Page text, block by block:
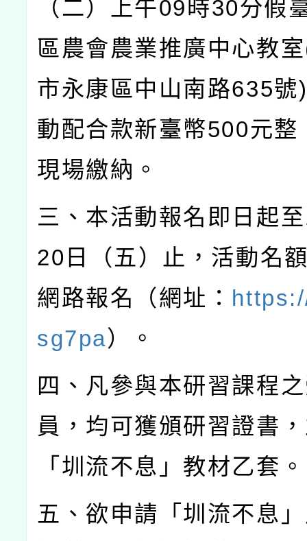
（二）上午09 時30分假
區農會農業推廣中心教室
市永康區中山南路635號
動配合款新臺幣500元整
現場繳納。
三、本活動報名即日起至
20 日（五）止，活動名
網路報名（網址：
sg7pa）。
四、凡參與本研習課程
員，均可獲頒研習證書
「圳流不息」教材乙套。
五、欲申請「圳流不息